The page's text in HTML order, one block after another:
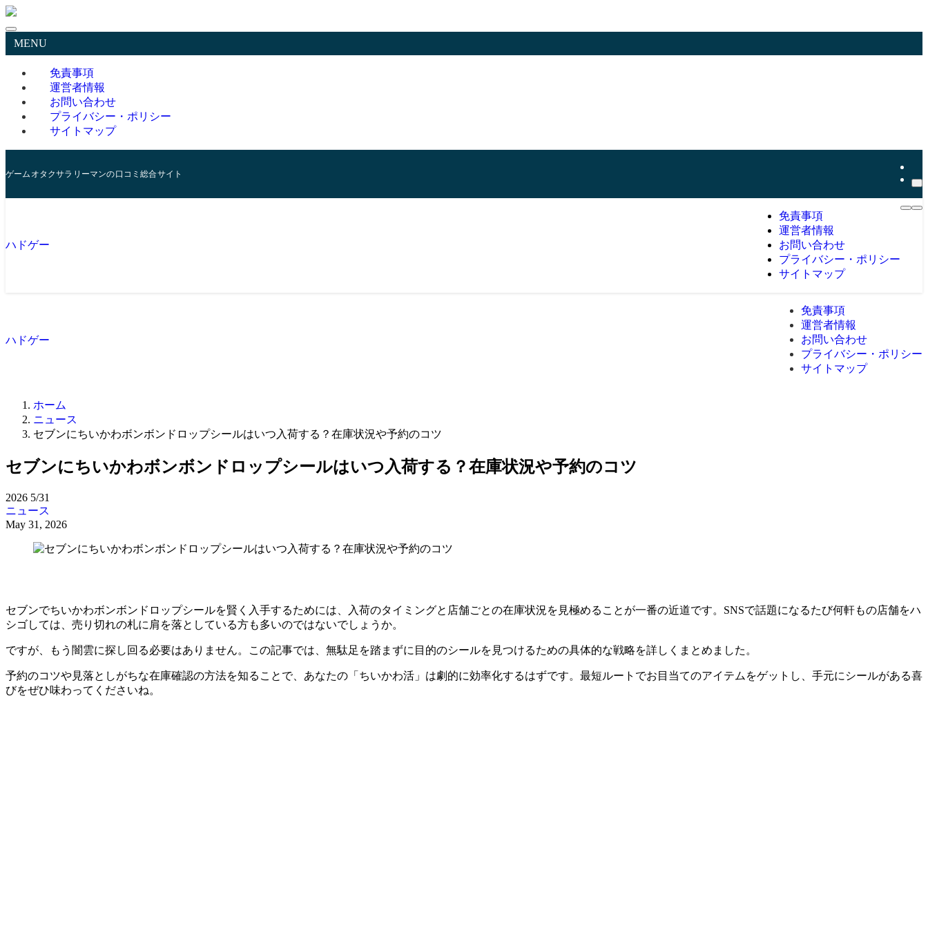
MENU
免責事項
運営者情報
お問い合わせ
プライバシー・ポリシー
サイトマップ
ゲームオタクサラリーマンの口コミ総合サイト
ハドゲー
免責事項
運営者情報
お問い合わせ
プライバシー・ポリシー
サイトマップ
ハドゲー
免責事項
運営者情報
お問い合わせ
プライバシー・ポリシー
サイトマップ
ホーム
ニュース
セブンにちいかわボンボンドロップシールはいつ入荷する？在庫状況や予約のコツ
セブンにちいかわボンボンドロップシールはいつ入荷する？在庫状況や予約のコツ
2026 5/31
ニュース
May 31, 2026
セブンでちいかわボンボンドロップシールを賢く入手するためには、入荷のタイミングと店舗ごとの在庫状況を見極めることが一番の近道です。SNSで話題になるたび何軒もの店舗をハ
シゴしては、売り切れの札に肩を落としている方も多いのではないでしょうか。
ですが、もう闇雲に探し回る必要はありません。この記事では、無駄足を踏まずに目的のシールを見つけるための具体的な戦略を詳しくまとめました。
予約のコツや見落としがちな在庫確認の方法を知ることで、あなたの「ちいかわ活」は劇的に効率化するはずです。最短ルートでお目当てのアイテムをゲットし、手元にシールがある喜
びをぜひ味わってくださいね。